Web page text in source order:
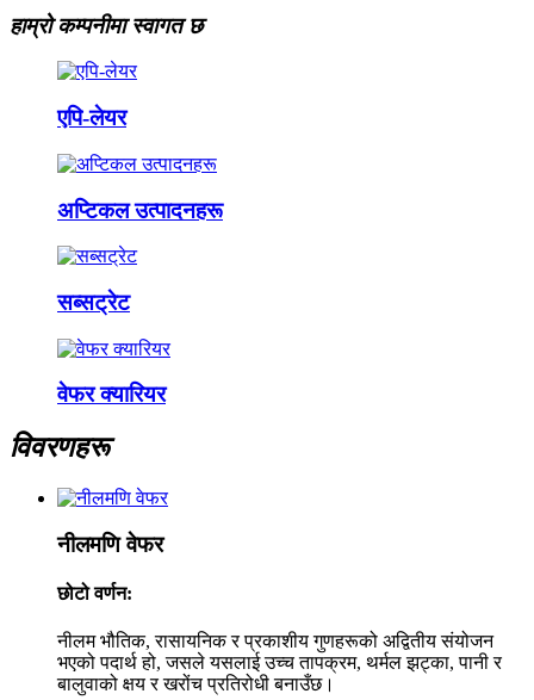
हाम्रो कम्पनीमा स्वागत छ
एपि-लेयर
अप्टिकल उत्पादनहरू
सब्सट्रेट
वेफर क्यारियर
विवरणहरू
नीलमणि वेफर
छोटो वर्णन:
नीलम भौतिक, रासायनिक र प्रकाशीय गुणहरूको अद्वितीय संयोजन
भएको पदार्थ हो, जसले यसलाई उच्च तापक्रम, थर्मल झट्का, पानी र
बालुवाको क्षय र खरोंच प्रतिरोधी बनाउँछ।